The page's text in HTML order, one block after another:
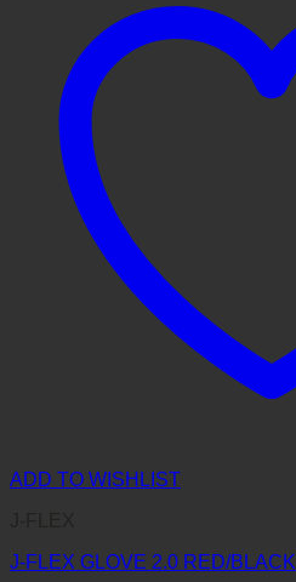
ADD TO WISHLIST
J-FLEX GLOVE 2.0 RED/BLACK